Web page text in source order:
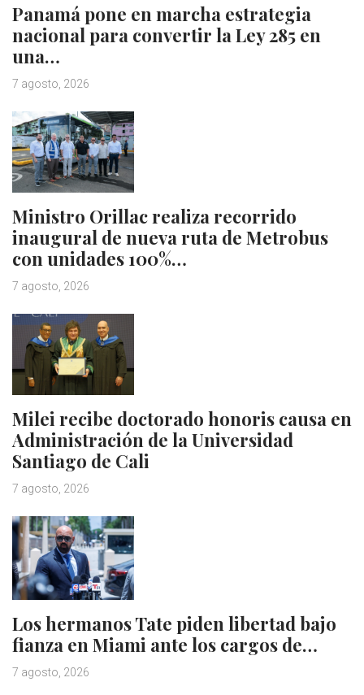
Panamá pone en marcha estrategia
nacional para convertir la Ley 285 en
una…
7 agosto, 2026
Ministro Orillac realiza recorrido
inaugural de nueva ruta de Metrobus
con unidades 100%…
7 agosto, 2026
Milei recibe doctorado honoris causa en
Administración de la Universidad
Santiago de Cali
7 agosto, 2026
Los hermanos Tate piden libertad bajo
fianza en Miami ante los cargos de…
7 agosto, 2026